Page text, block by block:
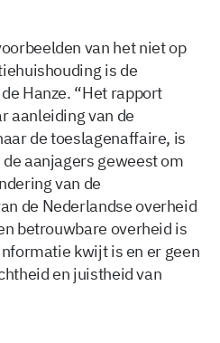
van het niet op
is de
Hanze. “Het rapport
aanleiding van de
de toeslagenaffaire, is
aanjagers geweest om
van de
de Nederlandse overheid
betrouwbare overheid is
kwijt is en er geen
en juistheid van